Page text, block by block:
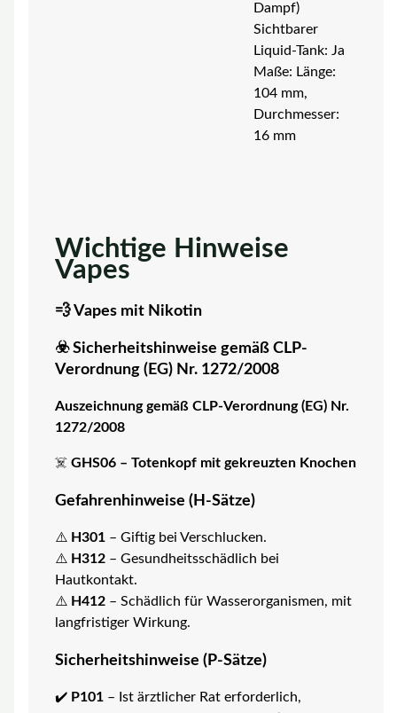
Dampf)
Sichtbarer
Liquid-Tank: Ja
Maße: Länge:
104 mm,
Durchmesser:
16 mm
Wichtige Hinweise
Vapes
💨 Vapes mit Nikotin
☣️ Sicherheitshinweise gemäß CLP-
Verordnung (EG) Nr. 1272/2008
Auszeichnung gemäß CLP-Verordnung (EG) Nr.
1272/2008
☠️ GHS06 – Totenkopf mit gekreuzten Knochen
Gefahrenhinweise (H-Sätze)
⚠️ H301– Giftig bei Verschlucken.
⚠️ H312– Gesundheitsschädlich bei
Hautkontakt.
⚠️ H412– Schädlich für Wasserorganismen, mit
langfristiger Wirkung.
Sicherheitshinweise (P-Sätze)
✔️ P101– Ist ärztlicher Rat erforderlich,